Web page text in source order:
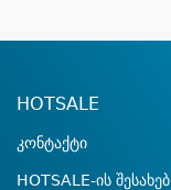
HOTSALE
კონტაქტი
HOTSALE-ის შესახებ